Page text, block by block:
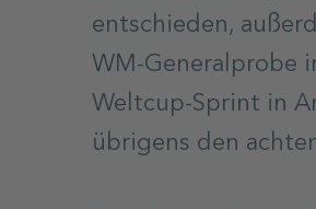
entschieden,
WM-Generalprobe
Weltcup-Sprint in
übrigens den